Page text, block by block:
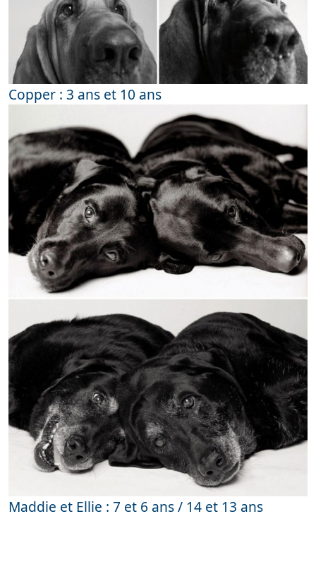
Copper : 3 ans et 10 ans
Maddie et Ellie : 7 et 6 ans / 14 et 13 ans